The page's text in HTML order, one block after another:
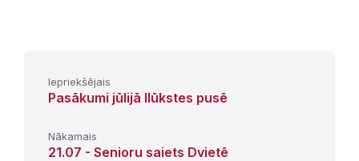
Iepriekšējais
Pasākumi jūlijā Ilūkstes pusē
Nākamais
21.07 - Senioru saiets Dvietē